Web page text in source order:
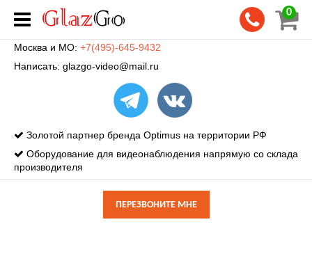
0
Москва и МО: +7(495)-645-9432
Написать: glazgo-video@mail.ru
Золотой партнер бренда Optimus на территории РФ
Оборудование для видеонаблюдения напрямую со склада
производителя
ПЕРЕЗВОНИТЕ МНЕ